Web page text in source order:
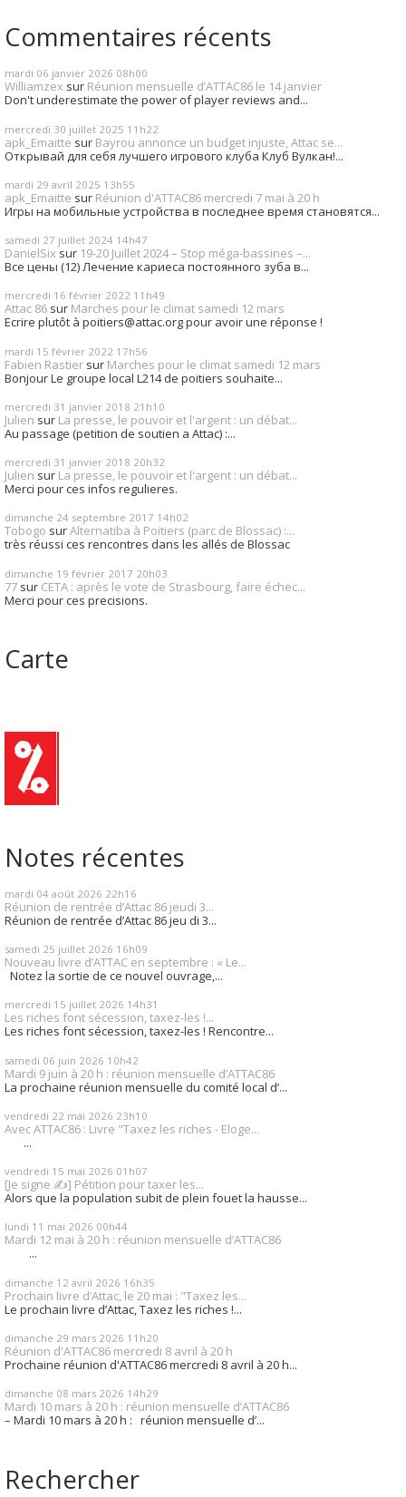
Commentaires récents
mardi 06 janvier 2026 08h00
Williamzex sur Réunion mensuelle d’ATTAC86 le 14 janvier
Don't underestimate the power of player reviews and...
mercredi 30 juillet 2025 11h22
apk_Emaitte sur Bayrou annonce un budget injuste, Attac se...
Открывай для себя лучшего игрового клуба Клуб Вулкан!...
mardi 29 avril 2025 13h55
apk_Emaitte sur Réunion d'ATTAC86 mercredi 7 mai à 20 h
Игры на мобильные устройства в последнее время становятся...
samedi 27 juillet 2024 14h47
DanielSix sur 19-20 Juillet 2024 – Stop méga-bassines –...
Все цены (12) Лечение кариеса постоянного зуба в...
mercredi 16 février 2022 11h49
Attac 86 sur Marches pour le climat samedi 12 mars
Ecrire plutôt à poitiers@attac.org pour avoir une réponse !
mardi 15 février 2022 17h56
Fabien Rastier sur Marches pour le climat samedi 12 mars
Bonjour Le groupe local L214 de poitiers souhaite...
mercredi 31 janvier 2018 21h10
Julien sur La presse, le pouvoir et l'argent : un débat...
Au passage (petition de soutien a Attac) :...
mercredi 31 janvier 2018 20h32
Julien sur La presse, le pouvoir et l'argent : un débat...
Merci pour ces infos regulieres.
dimanche 24 septembre 2017 14h02
Tobogo surAlternatiba à Poitiers (parc de Blossac) :...
très réussi ces rencontres dans les allés de Blossac
dimanche 19 février 2017 20h03
77 sur CETA : après le vote de Strasbourg, faire échec...
Merci pour ces precisions.
Carte
Notes récentes
mardi 04 août 2026 22h16
Réunion de rentrée d’Attac 86 jeudi 3...
Réunion de rentrée d’Attac 86 jeu di 3...
samedi 25 juillet 2026 16h09
Nouveau livre d’ATTAC en septembre : « Le...
Notez la sortie de ce nouvel ouvrage,...
mercredi 15 juillet 2026 14h31
Les riches font sécession, taxez-les !...
Les riches font sécession, taxez-les ! Rencontre...
samedi 06 juin 2026 10h42
Mardi 9 juin à 20 h : réunion mensuelle d’ATTAC86
La prochaine réunion mensuelle du comité local d’...
vendredi 22 mai 2026 23h10
Avec ATTAC86 : Livre "Taxez les riches - Eloge...
...
vendredi 15 mai 2026 01h07
[Je signe ✍️] Pétition pour taxer les...
Alors que la population subit de plein fouet la hausse...
lundi 11 mai 2026 00h44
Mardi 12 mai à 20 h : réunion mensuelle d’ATTAC86
...
dimanche 12 avril 2026 16h35
Prochain livre d’Attac, le 20 mai : "Taxez les...
Le prochain livre d’Attac, Taxez les riches !...
dimanche 29 mars 2026 11h20
Réunion d'ATTAC86 mercredi 8 avril à 20 h
Prochaine réunion d'ATTAC86 mercredi 8 avril à 20 h...
dimanche 08 mars 2026 14h29
Mardi 10 mars à 20 h : réunion mensuelle d’ATTAC86
– Mardi 10 mars à 20 h : réunion mensuelle d’...
Rechercher